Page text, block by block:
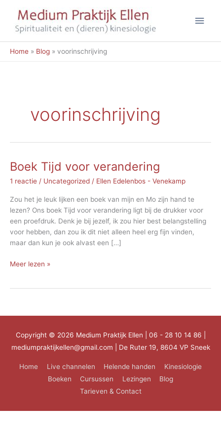
Home Blog voorinschrijving
voorinschrijving
Boek Tijd voor verandering
1 reactie / Uncategorized / Ellen Edelenbos - Venekamp
Zou het je leuk lijken een boek van mijn en Mo zijn hand te
lezen? Ons boek Tijd voor verandering ligt bij de drukker voor
een proefdruk. Denk je bij jezelf, ik zou hier best belangstelling
voor hebben, dan zou ik dit niet alleen heel erg fijn vinden,
maar dan kun je ook alvast een […]
Boek
Meer lezen »
Copyright © 2026 Medium Praktijk Ellen | 06 - 28 10 14 86 |
mediumpraktijkellen@gmail.com | De Ruter 19, 8604 VP Sneek
Home Live channelen Helende handen
Kinesiologie
Boeken
Cursussen Lezingen
Blog
Tarieven & Contact